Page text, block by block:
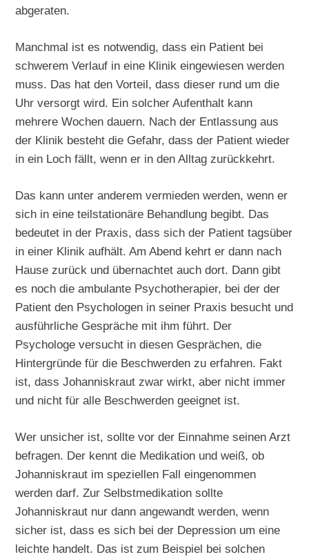
abgeraten.
Manchmal ist es notwendig, dass ein Patient bei
schwerem Verlauf in eine Klinik eingewiesen werden
muss. Das hat den Vorteil, dass dieser rund um die
Uhr versorgt wird. Ein solcher Aufenthalt kann
mehrere Wochen dauern. Nach der Entlassung aus
der Klinik besteht die Gefahr, dass der Patient wieder
in ein Loch fällt, wenn er in den Alltag zurückkehrt.
Das kann unter anderem vermieden werden, wenn er
sich in eine teilstationäre Behandlung begibt. Das
bedeutet in der Praxis, dass sich der Patient tagsüber
in einer Klinik aufhält. Am Abend kehrt er dann nach
Hause zurück und übernachtet auch dort. Dann gibt
es noch die ambulante Psychotherapier, bei der der
Patient den Psychologen in seiner Praxis besucht und
ausführliche Gespräche mit ihm führt. Der
Psychologe versucht in diesen Gesprächen, die
Hintergründe für die Beschwerden zu erfahren. Fakt
ist, dass Johanniskraut zwar wirkt, aber nicht immer
und nicht für alle Beschwerden geeignet ist.
Wer unsicher ist, sollte vor der Einnahme seinen Arzt
befragen. Der kennt die Medikation und weiß, ob
Johanniskraut im speziellen Fall eingenommen
werden darf. Zur Selbstmedikation sollte
Johanniskraut nur dann angewandt werden, wenn
sicher ist, dass es sich bei der Depression um eine
leichte handelt. Das ist zum Beispiel bei solchen